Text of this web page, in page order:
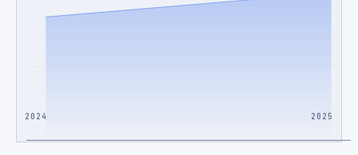
2024 2025